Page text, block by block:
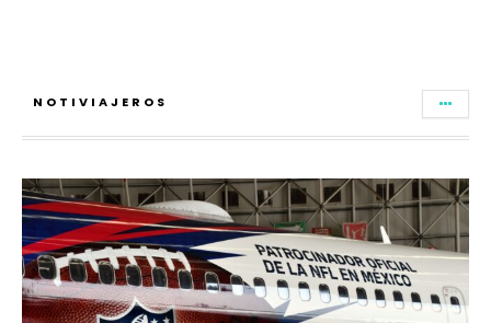
NOTIVIAJEROS